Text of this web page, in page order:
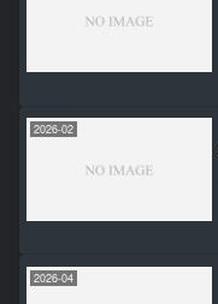
2026-02
2026-04